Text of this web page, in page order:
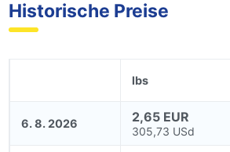
Historische Preise
lbs
6. 8. 2026 2,65 EUR
305,73 USd